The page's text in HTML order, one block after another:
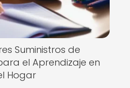
Suministros de
el Aprendizaje en
Hogar